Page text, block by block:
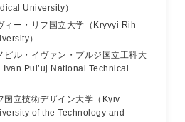
University）
ィー・リフ国立大学（Kryvyi Rih
）
ピル・イヴァン・プルジ国立工科大
Ivan Pul’uj National Technical
国立技術デザイン大学（Kyiv
of the Technology and